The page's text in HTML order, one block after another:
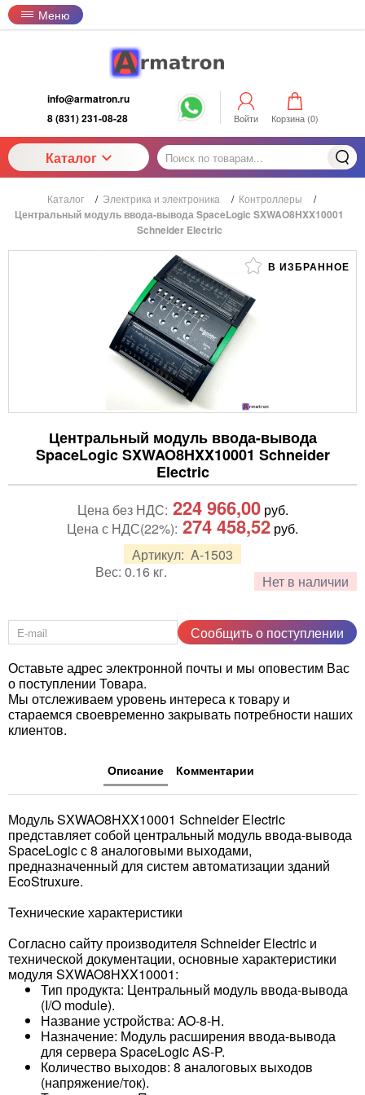
Меню
info@armatron.ru
8 (831) 231-08-28
Войти Корзина (0)
Каталог
Каталог / Электрика и электроника / Контроллеры /
Центральный модуль ввода-вывода SpaceLogic SXWAO8HXX10001
Schneider Electric
В ИЗБРАННОЕ
Центральный модуль ввода-вывода
SpaceLogic SXWAO8HXX10001 Schneider
Electric
Артикул: A-1503
Нет в наличии
Вес: 0.16 кг.
Цена без НДС: 224 966,00руб.
Цена с НДС(22%): 274 458,52 руб.
Сообщить о поступлении
Оставьте адрес электронной почты и мы оповестим Вас
о поступлении Товара.
Мы отслеживаем уровень интереса к товару и
стараемся своевременно закрывать потребности наших
клиентов.
Описание Комментарии
Модуль SXWAO8HXX10001 Schneider Electric
представляет собой центральный модуль ввода-вывода
SpaceLogic с 8 аналоговыми выходами,
предназначенный для систем автоматизации зданий
EcoStruxure.
Технические характеристики
Согласно сайту производителя Schneider Electric и
технической документации, основные характеристики
модуля SXWAO8HXX10001:
Тип продукта: Центральный модуль ввода-вывода
(I/O module).
Название устройства: AO-8-H.
Назначение: Модуль расширения ввода-вывода
для сервера SpaceLogic AS-P.
Количество выходов: 8 аналоговых выходов
(напряжение/ток).